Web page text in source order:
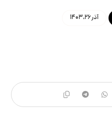
آذر ۲۶, ۱۴۰۳